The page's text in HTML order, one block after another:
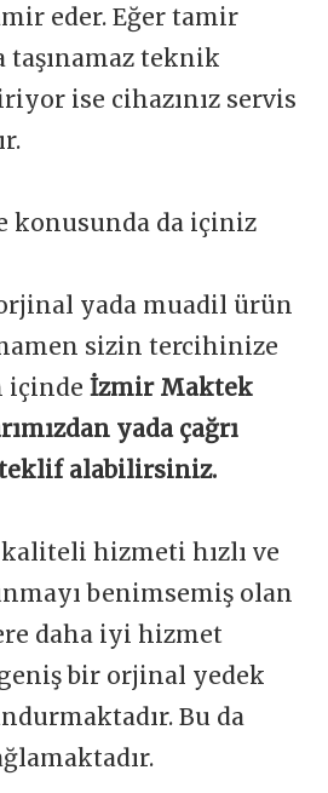
eder. Eğer tamir
taşınamaz teknik
ise cihazınız servis
konusunda da içiniz
yada muadil ürün
sizin tercihinize
içinde İzmir Maktek
yada çağrı
alabilirsiniz.
hizmeti hızlı ve
benimsemiş olan
daha iyi hizmet
bir orjinal yedek
Bu da